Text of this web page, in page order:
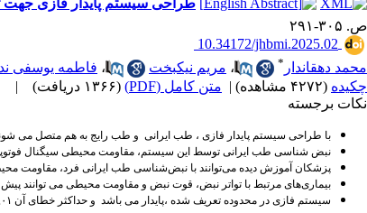
ص. ۳۰۵-۲۹۱
‎ 10.34172/jhbmi.2025.02
محمد دهقاندار * ، مریم نیکبخت ، فاطمه یوسفی
چکیده (۴۲۷۲ مشاهده) | متن کامل (PDF) (۱۳۶۶ دریافت)
|
نکات برجسته
با طراحی سیستم پایدار فازی ، طب ایرانی و طب رایج به هم متصل می
نبض شناسی طب ایرانی توسط این سیستم، مقاومت محیطی سیگنال
پزشکان آموزش دیده می‌توانند با نبض‌شناسی طب ایرانی فرد، مقاومت
بیماری‌های مرتبط با تواتر نبض، قوت نبض و مقاومت محیطی می توانند پیش
سیستم فازی در محدوده تعریف شده ،پایدار می باشد و حداکثر خطای آن ۰,۰۱ است.